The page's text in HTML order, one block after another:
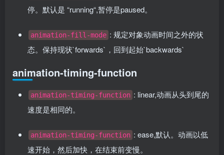
停。默认是 “running“,暂停是paused。
animation-fill-mode : 规定对象动画时间之外的状
态。保持现状`forwards`，回到起始`backwards`
animation-timing-function
animation-timing-function : linear,动画从头到尾的
速度是相同的。
animation-timing-function : ease,默认。动画以低
速开始，然后加快，在结束前变慢。